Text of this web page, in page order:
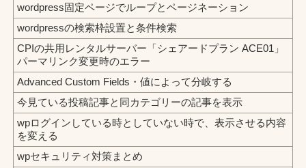
wordpress固定ページでループとページネーション
wordpressの検索枠設置と条件検索
CPIの共用レンタルサーバー「シェアードプラン ACE01」
パーマリンク変更時のエラー
Advanced Custom Fields・値によって分岐する
今見ている投稿記事と同カテゴリーの記事を表示
wpログインしている時としていない時で、表示させる内容
を変える
wpセキュリティ対策まとめ